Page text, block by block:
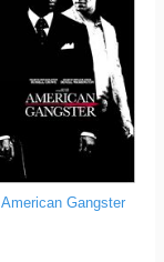
American Gangster